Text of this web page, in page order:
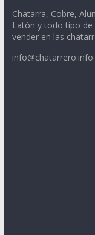
Chatarra, Cobre,
Latón y todo tipo de
vender en las
info@chatarrero.info